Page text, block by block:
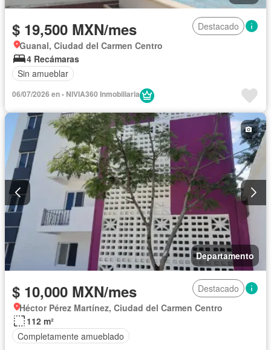
$ 19,500 MXN/mes
Destacado
Guanal, Ciudad del Carmen Centro
4 Recámaras
Sin amueblar
06/07/2026 en - NIVIA360 Inmobiliaria
Departamento
$ 10,000 MXN/mes
Destacado
Héctor Pérez Martínez, Ciudad del Carmen Centro
112 m²
Completamente amueblado